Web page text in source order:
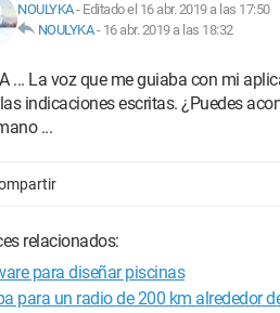
NOULYKA- Editado el 16 abr. 2019 a las 17:50
NOULYKA- 16 abr. 2019 a las 18:32
... La voz que me guiaba con mi
indicaciones escritas. ¿Puedes
...
relacionados:
para diseñar piscinas
para un radio de 200 km alrededor